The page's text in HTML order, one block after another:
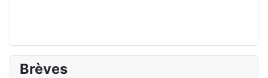
Brèves